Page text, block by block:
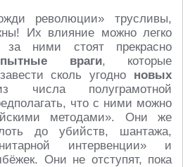
революции» трусливы,
Их влияние можно легко
за ними стоят прекрасно
враги, которые
сколь угодно новых
числа полуграмотной
что с ними можно
методами». Они же
до убийств, шантажа,
интервенции» и
Они не отступят, пока